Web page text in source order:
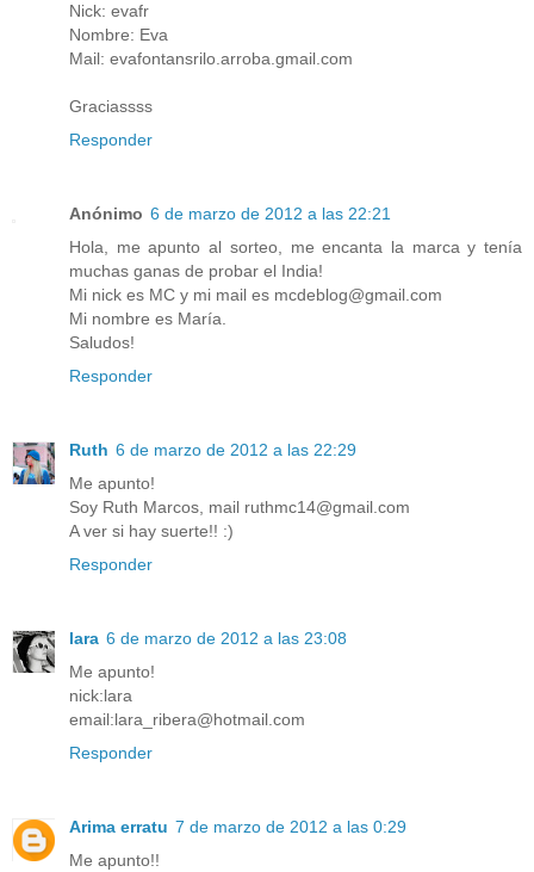
Nick: evafr
Nombre: Eva
Mail: evafontansrilo.arroba.gmail.com
Graciassss
Responder
Anónimo 6 de marzo de 2012 a las 22:21
Hola, me apunto al sorteo, me encanta la marca y tenía
muchas ganas de probar el India!
Mi nick es MC y mi mail es mcdeblog@gmail.com
Mi nombre es María.
Saludos!
Responder
Ruth 6 de marzo de 2012 a las 22:29
Me apunto!
Soy Ruth Marcos, mail ruthmc14@gmail.com
A ver si hay suerte!! :)
Responder
lara 6 de marzo de 2012 a las 23:08
Me apunto!
nick:lara
email:lara_ribera@hotmail.com
Responder
Arima erratu 7 de marzo de 2012 a las 0:29
Me apunto!!